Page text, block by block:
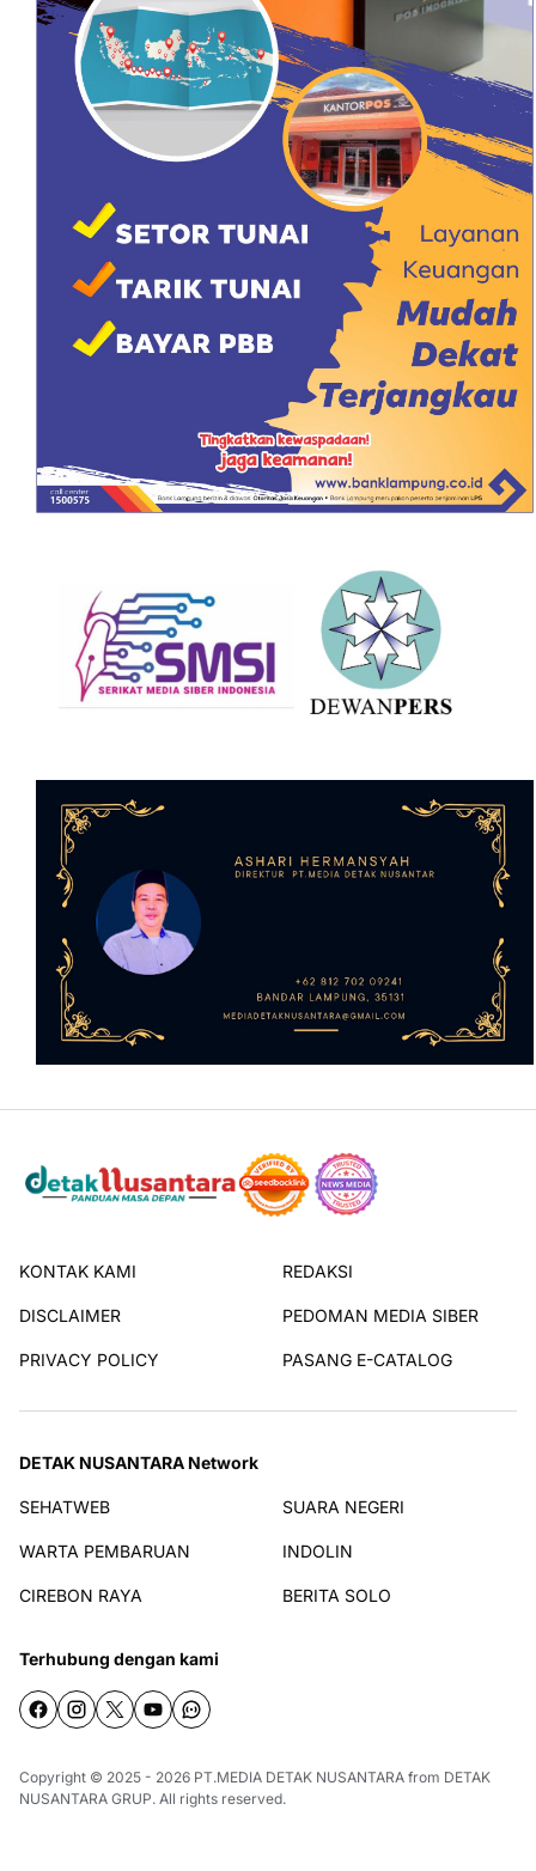
KONTAK KAMI REDAKSI
DISCLAIMER PEDOMAN MEDIA SIBER
PRIVACY POLICY PASANG E-CATALOG
DETAK NUSANTARA Network
SEHATWEB SUARA NEGERI
WARTA PEMBARUAN INDOLIN
CIREBON RAYA BERITA SOLO
Terhubung dengan kami
Copyright © 2025 - 2026 PT.MEDIA DETAK NUSANTARA from DETAK
NUSANTARA GRUP. All rights reserved.